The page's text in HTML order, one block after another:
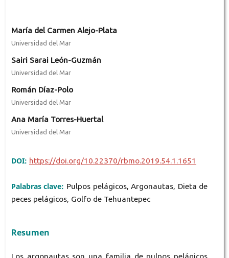
María del Carmen Alejo-Plata
Universidad del Mar
Sairi Sarai León-Guzmán
Universidad del Mar
Román Díaz-Polo
Universidad del Mar
Ana María Torres-Huertal
Universidad del Mar
DOI: https://doi.org/10.22370/rbmo.2019.54.1.1651
Palabras clave: Pulpos pelágicos, Argonautas, Dieta de
peces pelágicos, Golfo de Tehuantepec
Resumen
Los argonautas son una familia de pulpos pelágicos